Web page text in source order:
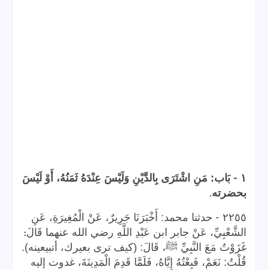
١ -بَاب: مَنِ اشْتَرَى بِالدَّيْنِ وَلَيْسَ عِنْدَهُ ثَمَنُهُ، أَوْ لَيْسَ
بحضرته.
٢٢٥٥ - حدثنا محمد: أَخْبَرَنَا جَرِيرٌ، عَنْ الْمُغِيرَةِ، عَنِ
الشَّعْبِيِّ، عَنْ جابر ابن عَبْدِ اللَّهِ رضي الله عنهما قَالَ:
غَزَوْتُ مَعَ النَّبِيِّ ﷺ، قَالَ: (كيف ترى بعيرك، أتبيعينه).
قُلْتُ: نَعَمْ، فَبِعْتُهُ إِيَّاهُ، فَلَمَّا قَدِمَ الْمَدِينَةَ، غدوت إليه